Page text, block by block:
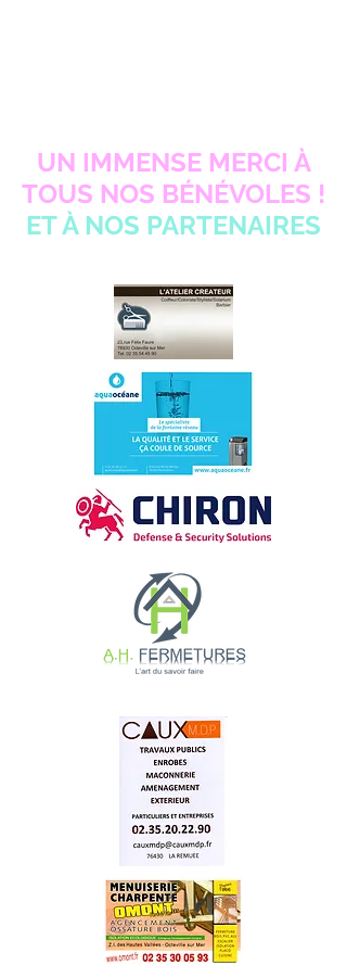
UN IMMENSE MERCI À
TOUS NOS BÉNÉVOLES !
ET À NOS PARTENAIRES